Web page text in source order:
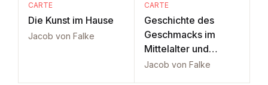
CARTE
Die Kunst im Hause
Jacob von Falke
CARTE
Geschichte des
Geschmacks im
Mittelalter und
andere Studien
Jacob von Falke